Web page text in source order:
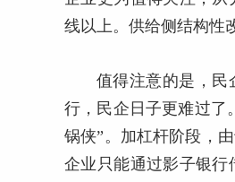
线以上。供给侧结构性
值得注意的是，民
行，民企日子更难过了
锅侠”。加杠杆阶段，
企业只能通过影子银